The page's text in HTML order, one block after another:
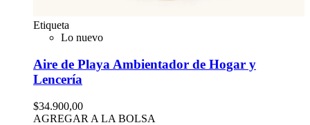
Etiqueta
Lo nuevo
Aire de Playa Ambientador de Hogar y
Lencería
$34.900,00
AGREGAR A LA BOLSA